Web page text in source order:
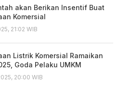
akan Berikan Insentif Buat
Komersial
21:02 WIB
Listrik Komersial Ramaikan
Goda Pelaku UMKM
20:00 WIB